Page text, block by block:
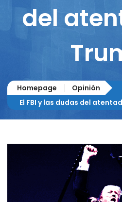
Columnistas
del
Homepage
Opinión
El FBI y las dudas del